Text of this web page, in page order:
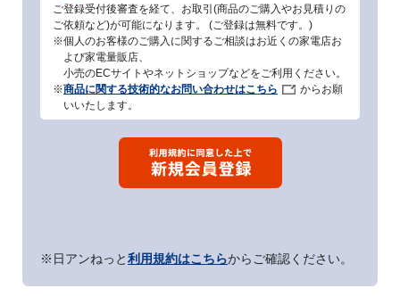
ご登録受付後審査を経て、お取引(商品のご購入やお見積りの
ご依頼など)が可能になります。 (ご登録は無料です。)
※個人のお客様のご購入に関するご相談はお近くの家電店お
よび家電量販店、
小売のECサイトやネットショップなどをご利用ください。
※商品に関する技術的なお問い合わせはこちら
からお願
いいたします。
※日アンねっと利用規約はこちらからご確認ください。